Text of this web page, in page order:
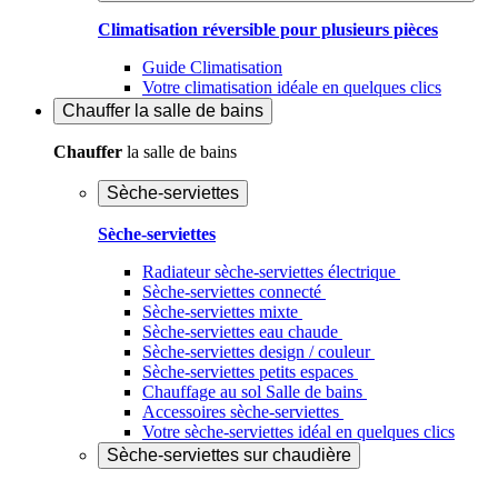
Climatisation réversible pour plusieurs pièces
Guide Climatisation
Votre climatisation idéale en quelques clics
Chauffer la salle de bains
Chauffer la salle de bains
Sèche-serviettes
Sèche-serviettes
Radiateur sèche-serviettes électrique
Sèche-serviettes connecté
Sèche-serviettes mixte
Sèche-serviettes eau chaude
Sèche-serviettes design / couleur
Sèche-serviettes petits espaces
Chauffage au sol Salle de bains
Accessoires sèche-serviettes
Votre sèche-serviettes idéal en quelques clics
Sèche-serviettes sur chaudière